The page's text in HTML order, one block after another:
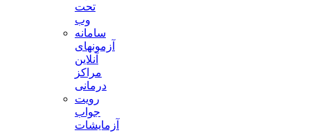
تحت
وب
سامانه
آزمونهای
آنلاین
مراکز
درمانی
رویت
جواب
آزمایشات